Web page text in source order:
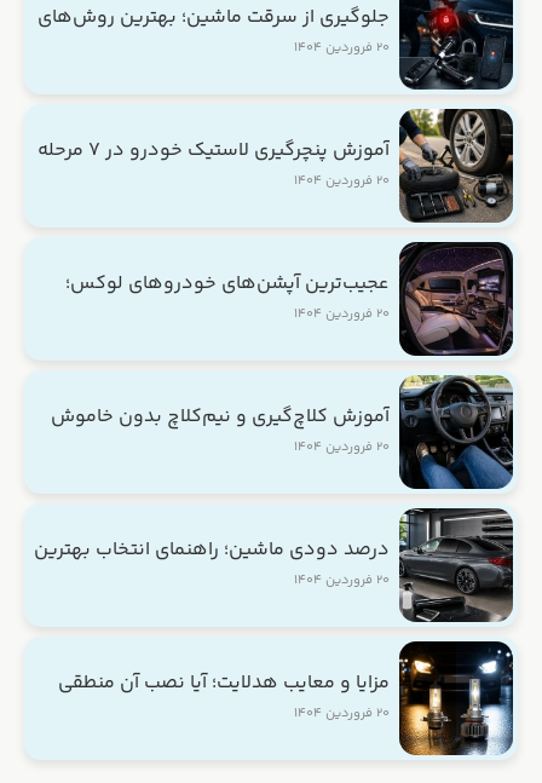
جلوگیری از سرقت ماشین؛ بهترین روش‌های
افزایش امنیت خودرو
۲۰ فروردین ۱۴۰۴
آموزش پنچرگیری لاستیک خودرو در ۷ مرحله
ساده و کاربردی
۲۰ فروردین ۱۴۰۴
عجیب‌ترین آپشن‌های خودروهای لوکس؛
امکاناتی که باور نمی‌کنید!
۲۰ فروردین ۱۴۰۴
آموزش کلاچ‌گیری و نیم‌کلاچ بدون خاموش
شدن ماشین
۲۰ فروردین ۱۴۰۴
درصد دودی ماشین؛ راهنمای انتخاب بهترین
درصد مجاز
۲۰ فروردین ۱۴۰۴
مزایا و معایب هدلایت؛ آیا نصب آن منطقی
است؟
۲۰ فروردین ۱۴۰۴